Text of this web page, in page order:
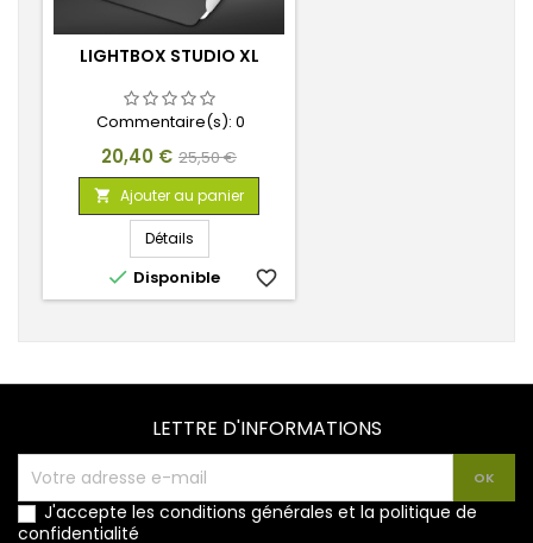
LIGHTBOX STUDIO XL
Commentaire(s): 0
Prix
20,40 € Prix
de
base
25,50 €
 Ajouter au panier
Détails
 Disponible favorite_border
LETTRE D'INFORMATIONS
J'accepte les conditions générales et la politique de
confidentialité